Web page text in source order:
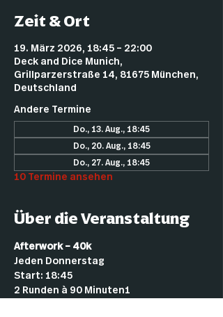
Zeit & Ort
19. März 2026, 18:45 – 22:00
Deck and Dice Munich,
Grillparzerstraße 14, 81675 München,
Deutschland
Andere Termine
Do., 13. Aug., 18:45
Do., 20. Aug., 18:45
Do., 27. Aug., 18:45
10 Termine ansehen
Über die Veranstaltung
Afterwork – 40k
Jeden Donnerstag
Start: 18:45
2 Runden à 90 Minuten1